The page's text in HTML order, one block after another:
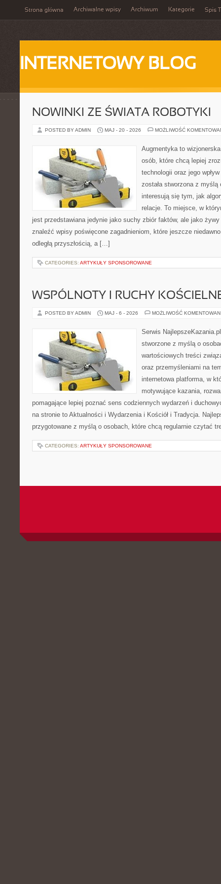
Strona główna Archiwalne wpisy Archiwum Kategorie Spis
INTERNETOWY BLOG
NOWINKI ZE ŚWIATA ROBOTYKI
POSTED BY ADMIN MAJ - 20 - 2026 MOŻLIWOŚĆ
Augmentyka to
osób, które chcą lepiej
technologii oraz jego
została stworzona z
interesują się tym, jak
relacje. To miejsce, w
jest przedstawiana jedynie jako suchy zbiór faktów, ale jako
znaleźć wpisy poświęcone zagadnieniom, które jeszcze niedawno
odległą przyszłością, a […]
CATEGORIES: ARTYKUŁY SPONSOROWANE
WSPÓLNOTY I RUCHY
POSTED BY ADMIN MAJ - 6 - 2026 MOŻLIWOŚĆ
Serwis
stworzone z myślą o
wartościowych treści
oraz przemyśleniami na
internetowa platforma, w
motywujące kazania,
pomagające lepiej poznać sens codziennych wydarzeń i
na stronie to Aktualności i Wydarzenia i Kościół i Tradycja.
przygotowane z myślą o osobach, które chcą regularnie czytać
CATEGORIES: ARTYKUŁY SPONSOROWANE